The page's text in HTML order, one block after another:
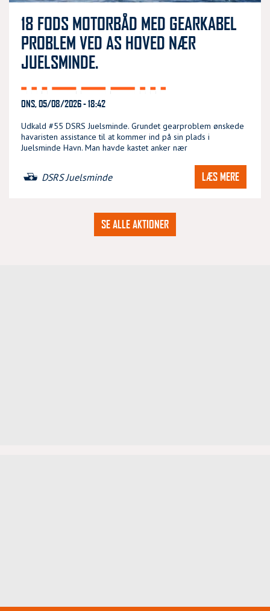
18 FODS MOTORBÅD MED GEARKABEL
PROBLEM VED AS HOVED NÆR
JUELSMINDE.
ONS, 05/08/2026 - 18:42
Udkald #55 DSRS Juelsminde. Grundet gearproblem ønskede
havaristen assistance til at kommer ind på sin plads i
Juelsminde Havn. Man havde kastet anker nær
DSRS Juelsminde LÆS MERE
SE ALLE AKTIONER